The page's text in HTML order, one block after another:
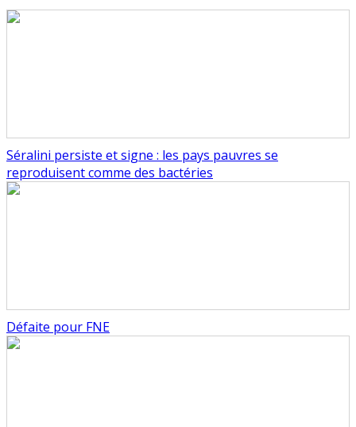
Séralini persiste et signe : les pays pauvres se
reproduisent comme des bactéries
Défaite pour FNE